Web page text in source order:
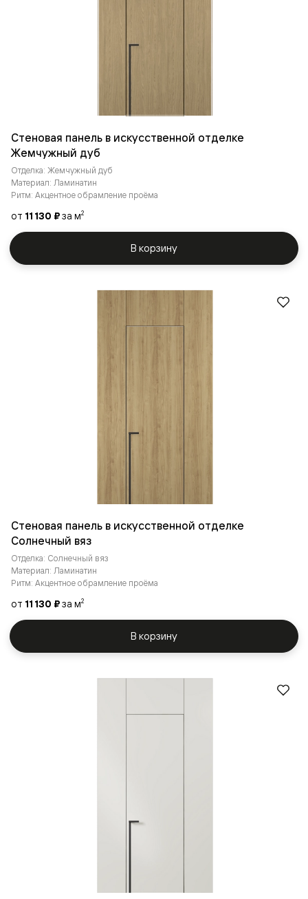
Стеновая панель в искусственной отделке
Жемчужный дуб
Отделка: Жемчужный дуб
Материал: Ламинатин
Ритм: Акцентное обрамление проёма
от 11 130 ₽за м2
В корзину
Стеновая панель в искусственной отделке
Солнечный вяз
Отделка: Солнечный вяз
Материал: Ламинатин
Ритм: Акцентное обрамление проёма
от 11 130 ₽за м2
В корзину